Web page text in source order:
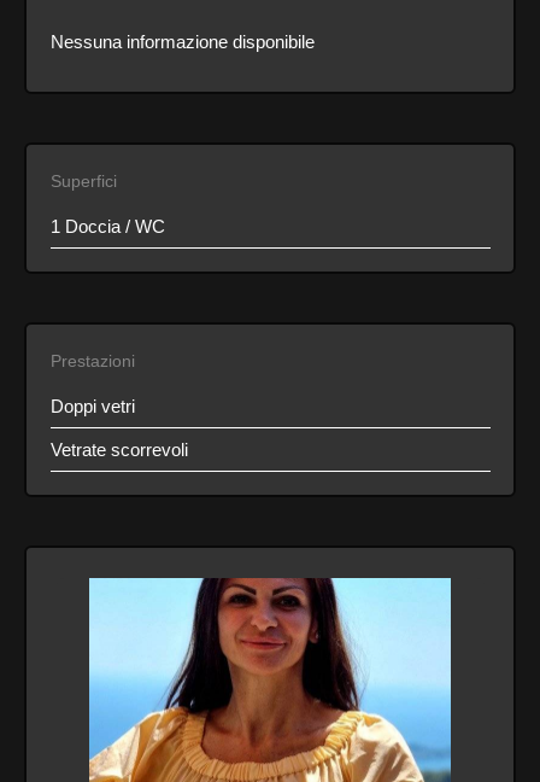
Nessuna informazione disponibile
Superfici
1 Doccia / WC
Prestazioni
Doppi vetri
Vetrate scorrevoli